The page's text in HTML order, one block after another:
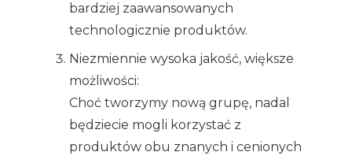
bardziej zaawansowanych
technologicznie produktów.
Niezmiennie wysoka jakość, większe
możliwości:
Choć tworzymy nową grupę, nadal
będziecie mogli korzystać z
produktów obu znanych i cenionych